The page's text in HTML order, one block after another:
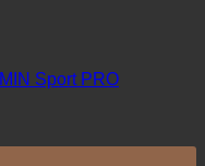
Sport PRO